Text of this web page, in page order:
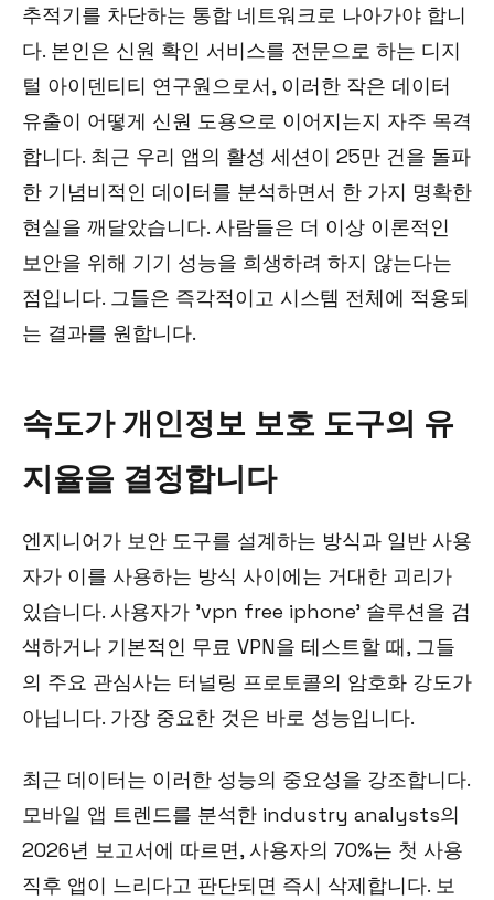
추적기를 차단하는 통합 네트워크로 나아가야 합니
다. 본인은 신원 확인 서비스를 전문으로 하는 디지
털 아이덴티티 연구원으로서, 이러한 작은 데이터
유출이 어떻게 신원 도용으로 이어지는지 자주 목격
합니다. 최근 우리 앱의 활성 세션이 25만 건을 돌파
한 기념비적인 데이터를 분석하면서 한 가지 명확한
현실을 깨달았습니다. 사람들은 더 이상 이론적인
보안을 위해 기기 성능을 희생하려 하지 않는다는
점입니다. 그들은 즉각적이고 시스템 전체에 적용되
는 결과를 원합니다.
속도가 개인정보 보호 도구의 유
지율을 결정합니다
엔지니어가 보안 도구를 설계하는 방식과 일반 사용
자가 이를 사용하는 방식 사이에는 거대한 괴리가
있습니다. 사용자가 'vpn free iphone' 솔루션을 검
색하거나 기본적인 무료 VPN을 테스트할 때, 그들
의 주요 관심사는 터널링 프로토콜의 암호화 강도가
아닙니다. 가장 중요한 것은 바로 성능입니다.
최근 데이터는 이러한 성능의 중요성을 강조합니다.
모바일 앱 트렌드를 분석한 industry analysts의
2026년 보고서에 따르면, 사용자의 70%는 첫 사용
직후 앱이 느리다고 판단되면 즉시 삭제합니다. 보